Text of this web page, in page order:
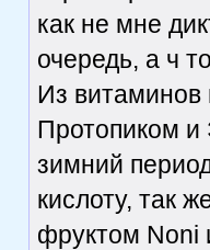
как не мне
очередь, а ч
Из витаминов
Протопиком и
зимний
кислоту, так
фруктом Noni